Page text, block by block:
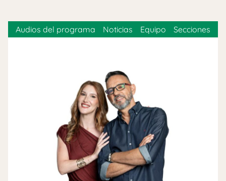
Audios del programa Noticias Equipo Secciones